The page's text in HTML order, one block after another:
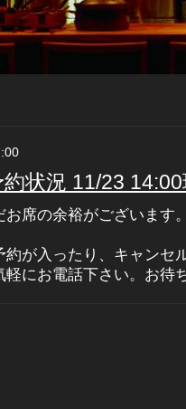
状況 11/23
お席の余裕がございます
が入ったり、キャンセ
軽にお電話下さい。お待